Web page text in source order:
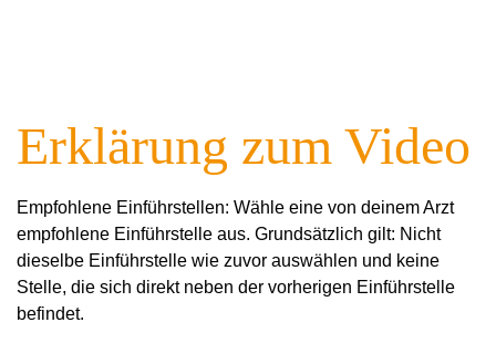
Erklärung zum Video
Empfohlene Einführstellen: Wähle eine von deinem Arzt
empfohlene Einführstelle aus. Grundsätzlich gilt: Nicht
dieselbe Einführstelle wie zuvor auswählen und keine
Stelle, die sich direkt neben der vorherigen Einführstelle
befindet.